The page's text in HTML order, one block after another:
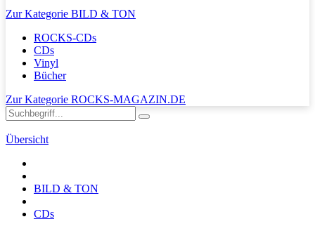
Zur Kategorie BILD & TON
ROCKS-CDs
CDs
Vinyl
Bücher
Zur Kategorie ROCKS-MAGAZIN.DE
Übersicht
BILD & TON
CDs